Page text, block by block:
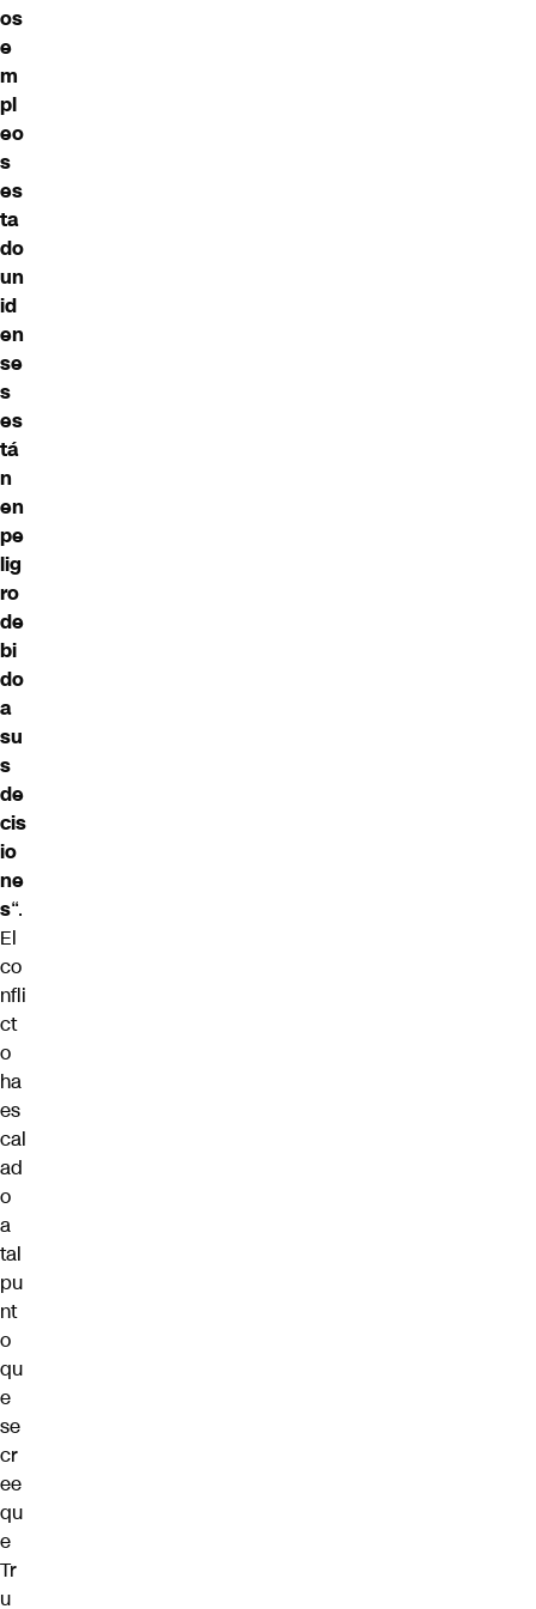
os
e
m
pl
eo
s
es
ta
do
un
id
en
se
s
es
tá
n
en
pe
lig
ro
de
bi
do
a
su
s
de
cis
io
ne
s“.
El
co
nfli
ct
o
ha
es
cal
ad
o
a
tal
pu
nt
o
qu
e
se
cr
ee
qu
e
Tr
u